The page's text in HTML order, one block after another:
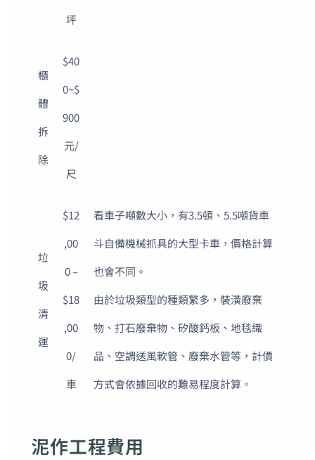
坪
櫃
體
拆
除
$40
0~$
900
元/
尺
垃
圾
清
運
$12
,00
0 –
$18
,00
0/
車
看車子噸數大小，有3.5頓、5.5噸貨車
斗自備機械抓具的大型卡車，價格計算
也會不同。
由於垃圾類型的種類繁多，裝潢廢棄
物、打石廢棄物、矽酸鈣板、地毯織
品、空調送風軟管、廢棄水管等，計價
方式會依據回收的難易程度計算。
泥作工程費用